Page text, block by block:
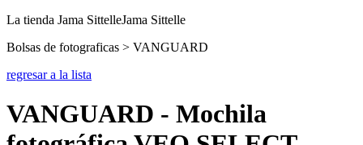
La tienda Jama SittelleJama Sittelle
Bolsas de fotograficas > VANGUARD
regresar a la lista
VANGUARD - Mochila